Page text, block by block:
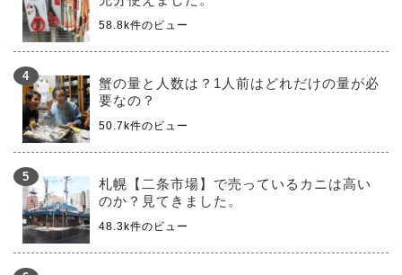
58.8k件のビュー
蟹の量と人数は？1人前はどれだけの量が必
要なの？
50.7k件のビュー
札幌【二条市場】で売っているカニは高い
のか？見てきました。
48.3k件のビュー